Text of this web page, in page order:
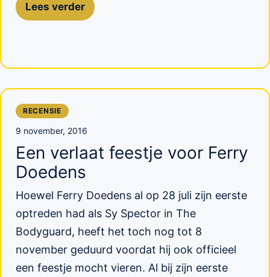
Lees verder
RECENSIE
9 november, 2016
Een verlaat feestje voor Ferry
Doedens
Hoewel Ferry Doedens al op 28 juli zijn eerste
optreden had als Sy Spector in The
Bodyguard, heeft het toch nog tot 8
november geduurd voordat hij ook officieel
een feestje mocht vieren. Al bij zijn eerste